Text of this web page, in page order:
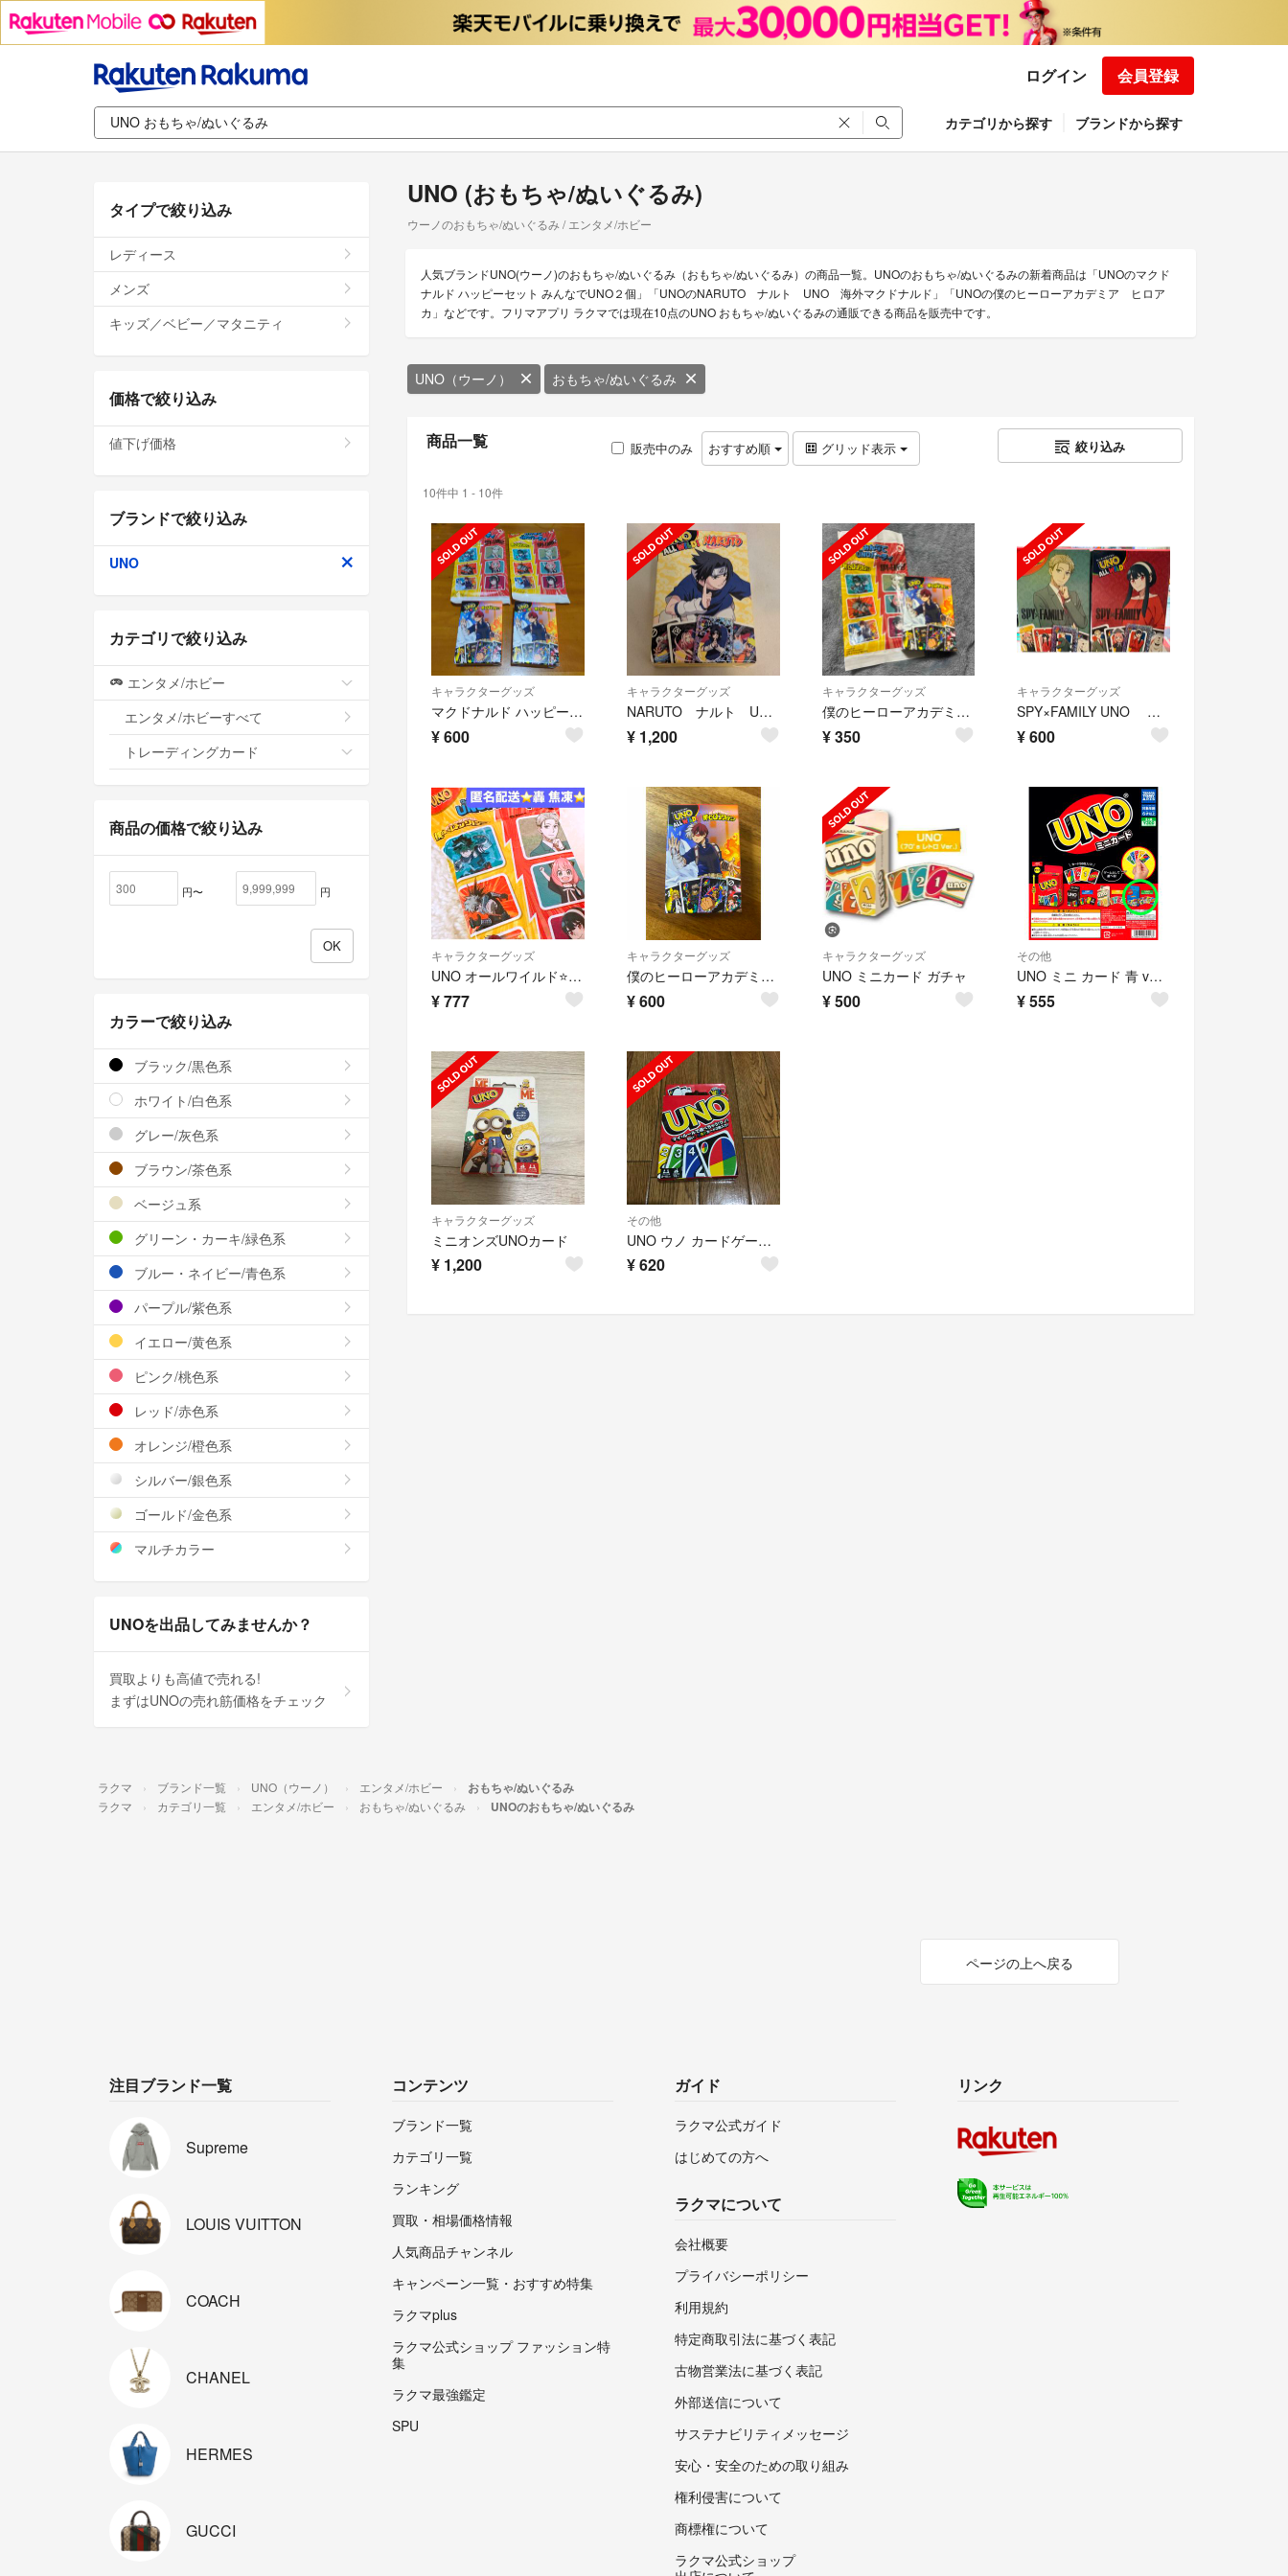
ログイン 会員登録
カテゴリから探す ブランドから探す
UNO (おもちゃ/ぬいぐるみ)
ウーノのおもちゃ/ぬいぐるみ / エンタメ/ホビー
人気ブランドUNO(ウーノ)のおもちゃ/ぬいぐるみ（おもちゃ/ぬいぐるみ）の商品一覧。UNOのおもちゃ/ぬいぐるみの新着商品は「UNOのマクド
ナルド ハッピーセット みんなでUNO２個」「UNOのNARUTO ナルト UNO 海外マクドナルド」「UNOの僕のヒーローアカデミア ヒロア
カ」などです。フリマアプリ ラクマでは現在10点のUNO おもちゃ/ぬいぐるみの通販できる商品を販売中です。
UNO（ウーノ） おもちゃ/ぬいぐるみ
商品一覧 販売中のみ おすすめ順 グリッド表示 絞り込み
10件中 1 - 10件
キャラクターグッズ
マクドナルド ハッピーセット みんなでUNO２個
¥600
キャラクターグッズ
NARUTO ナルト UNO 海外マクドナルド
¥ 1,200
キャラクターグッズ
僕のヒーローアカデミア ヒロアカ
¥350
キャラクターグッズ
SPY×FAMILY UNO ロイド&ヨル2個セット
¥600
キャラクターグッズ
UNO オールワイルド⭐️僕のヒーローアカデミア 轟 焦凍⭐️みんなでUNOパーティ
¥777
キャラクターグッズ
僕のヒーローアカデミア UNO
¥600
キャラクターグッズ
UNO ミニカード ガチャ
¥500
その他
UNO ミニ カード 青 ver.（ガチャ ガチャ）
¥555
キャラクターグッズ
ミニオンズUNOカード
¥ 1,200
その他
UNO ウノ カードゲーム 美品
¥620
タイプで絞り込み
レディース
メンズ
キッズ／ベビー／マタニティ
価格で絞り込み
値下げ価格
ブランドで絞り込み
UNO
カテゴリで絞り込み
エンタメ/ホビー
エンタメ/ホビーすべて
トレーディングカード
商品の価格で絞り込み
円〜 円
カラーで絞り込み
ブラック/黒色系
ホワイト/白色系
グレー/灰色系
ブラウン/茶色系
ベージュ系
グリーン・カーキ/緑色系
ブルー・ネイビー/青色系
パープル/紫色系
イエロー/黄色系
ピンク/桃色系
レッド/赤色系
オレンジ/橙色系
シルバー/銀色系
ゴールド/金色系
マルチカラー
UNOを出品してみませんか？
買取よりも高値で売れる!
まずはUNOの売れ筋価格をチェック
ラクマ ブランド一覧 UNO（ウーノ） エンタメ/ホビー おもちゃ/ぬいぐるみ
ラクマ カテゴリ一覧 エンタメ/ホビー おもちゃ/ぬいぐるみ UNOのおもちゃ/ぬいぐるみ
ページの上へ戻る
注目ブランド一覧
Supreme
LOUIS VUITTON
COACH
CHANEL
HERMES
GUCCI
コンテンツ
ブランド一覧
カテゴリ一覧
ランキング
買取・相場価格情報
人気商品チャンネル
キャンペーン一覧・おすすめ特集
ラクマplus
ラクマ公式ショップ ファッション特
集
ラクマ最強鑑定
SPU
ガイド
ラクマ公式ガイド
はじめての方へ
ラクマについて
会社概要
プライバシーポリシー
利用規約
特定商取引法に基づく表記
古物営業法に基づく表記
外部送信について
サステナビリティメッセージ
安心・安全のための取り組み
権利侵害について
商標権について
ラクマ公式ショップ
リンク